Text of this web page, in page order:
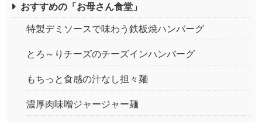
おすすめの「お母さん食堂」
特製デミソースで味わう鉄板焼ハンバーグ
とろ～りチーズのチーズインハンバーグ
もちっと食感の汁なし担々麺
濃厚肉味噌ジャージャー麺